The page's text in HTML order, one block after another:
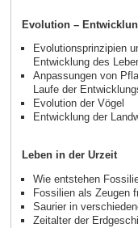
Evolution –
Evolutionsprinzipien
Entwicklung des
Anpassungen von
Laufe der
Evolution der Vögel
Entwicklung der
Leben in der Urzeit
Wie entstehen
Fossilien als Zeugen
Saurier in
Zeitalter der